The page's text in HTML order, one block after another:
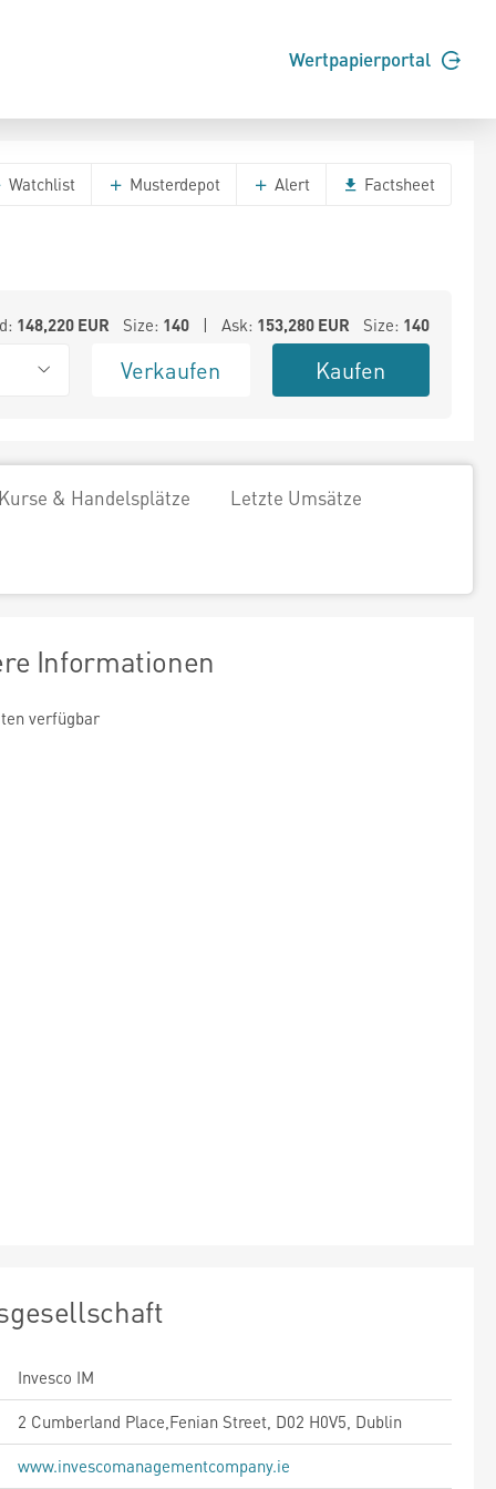
Wertpapierportal
Watchlist Musterdepot Alert Factsheet
148,220EUR Size: 140| Ask: 153,280EUR Size: 140
Verkaufen Kaufen
& Handelsplätze Letzte Umsätze
Informationen
verfügbar
Invesco IM
2 Cumberland Place,Fenian Street, D02 H0V5, Dublin
www.invescomanagementcompany.ie